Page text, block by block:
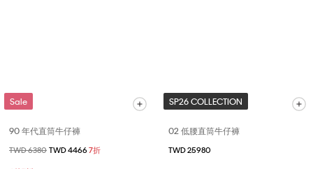
Sale
90 年代直筒牛仔褲
價格扣減從
TWD 6380 至
TWD 44667折
SP26 COLLECTION
02 低腰直筒牛仔褲
TWD 25980